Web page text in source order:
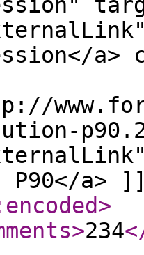
a>
P90</a>
>
>234